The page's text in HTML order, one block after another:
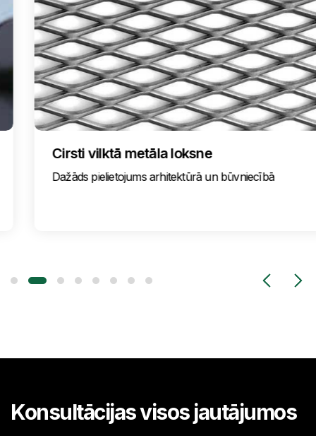
Cirsti vilktā metāla loksne
Dažāds pielietojums arhitektūrā un būvniecībā
Konsultācijas visos jautājumos